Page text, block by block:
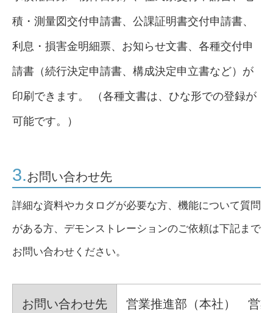
積・測量図交付申請書、公課証明書交付申請書、
利息・損害金明細票、お知らせ文書、各種交付申
請書（続行決定申請書、構成決定申立書など）が
印刷できます。 （各種文書は、ひな形での登録が
可能です。）
3.お問い合わせ先
詳細な資料やカタログが必要な方、機能について質問
がある方、デモンストレーションのご依頼は下記まで
お問い合わせください。
お問い合わせ先 営業推進部（本社） 営